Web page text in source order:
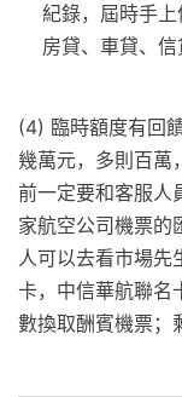
紀錄，屆時手
房貸、車貸、信
(4) 臨時額度有回
幾萬元，多則百萬
前一定要和客服人
家航空公司機票的
人可以去看市場先
卡，中信華航聯名
數換取酬賓機票；